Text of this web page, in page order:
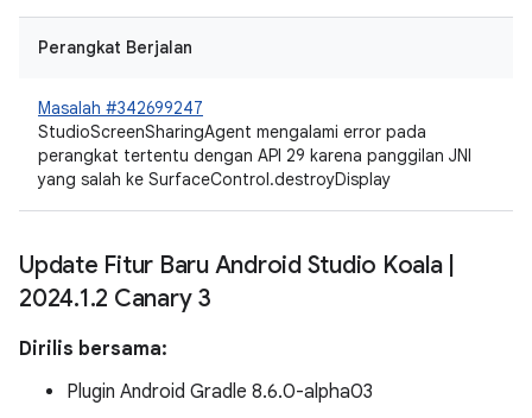
Perangkat Berjalan
Masalah #342699247
StudioScreenSharingAgent mengalami error pada
perangkat tertentu dengan API 29 karena panggilan JNI
yang salah ke SurfaceControl.destroyDisplay
Update Fitur Baru Android Studio Koala
2024.1.2 Canary 3
Dirilis bersama:
Plugin Android Gradle 8.6.0-alpha03